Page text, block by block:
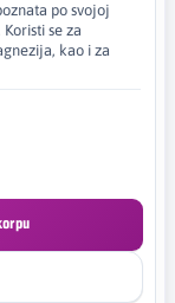
po svojoj
se za
kao i za